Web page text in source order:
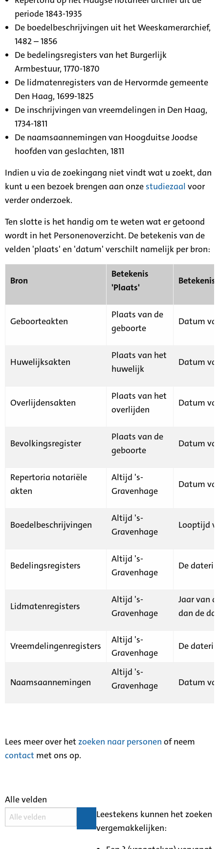
periode 1843-1935
De boedelbeschrijvingen uit het Weeskamerarchief,
1482 – 1856
De bedelingsregisters van het Burgerlijk
Armbestuur, 1770-1870
De lidmatenregisters van de Hervormde gemeente
Den Haag, 1699-1825
De inschrijvingen van vreemdelingen in Den Haag,
1734-1811
De naamsaannemingen van Hoogduitse Joodse
hoofden van geslachten, 1811
Indien u via de zoekingang niet vindt wat u zoekt, dan
kunt u een bezoek brengen aan onze studiezaal voor
verder onderzoek.
Ten slotte is het handig om te weten wat er getoond
wordt in het Personenoverzicht. De betekenis van de
velden 'plaats' en 'datum' verschilt namelijk per bron:
Bron
Betekenis
'Plaats'
Geboorteakten
Plaats van de
geboorte
Datum
Huwelijksakten
Plaats van het
huwelijk
Datum
Overlijdensakten
Plaats van het
overlijden
Datum
Bevolkingsregister
Plaats van de
geboorte
Datum
Repertoria notariële
akten
Altijd 's-
Gravenhage
Datum
Boedelbeschrijvingen
Altijd 's-
Gravenhage
Looptijd
Bedelingsregisters
Altijd 's-
Gravenhage
De
Lidmatenregisters
Altijd 's-
Gravenhage
Jaar van
dan de
Vreemdelingenregisters
Altijd 's-
Gravenhage
De
Naamsaannemingen
Altijd 's-
Gravenhage
Datum
Lees meer over het zoeken naar personen of neem
contact met ons op.
Alle velden
Leestekens kunnen het zoeken
vergemakkelijken: